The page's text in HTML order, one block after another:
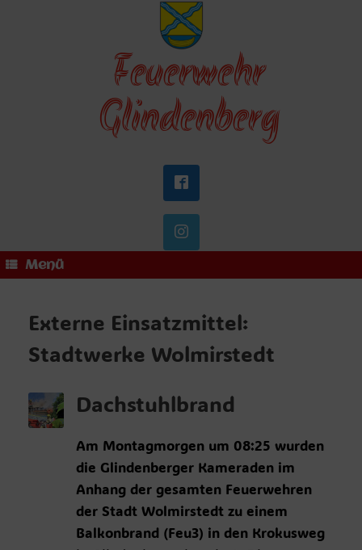
Feuerwehr
Glindenberg
Menü
Externe Einsatzmittel:
Stadtwerke Wolmirstedt
Dachstuhlbrand
Am Montagmorgen um 08:25 wurden
die Glindenberger Kameraden im
Anhang der gesamten Feuerwehren
der Stadt Wolmirstedt zu einem
Balkonbrand (Feu3) in den Krokusweg